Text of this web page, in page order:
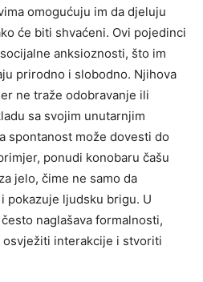
omogućuju im da djeluju
će biti shvaćeni. Ovi pojedinci
anksioznosti, što im
prirodno i slobodno. Njihova
ne traže odobravanje ili
sa svojim unutarnjim
spontanost može dovesti do
ponudi konobaru čašu
jelo, čime ne samo da
pokazuje ljudsku brigu. U
naglašava formalnosti,
osvježiti interakcije i stvoriti